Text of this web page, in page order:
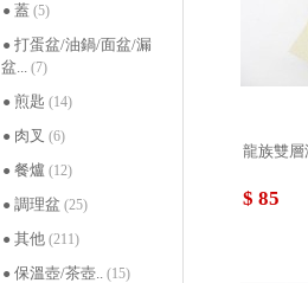
蓋 (5)
打蛋盆/油鍋/面盆/漏
盆... (7)
煎匙 (14)
肉叉 (6)
餐爐 (12)
調理盆 (25)
其他 (211)
保溫壺/茶壺.. (15)
龍族雙層
$ 85